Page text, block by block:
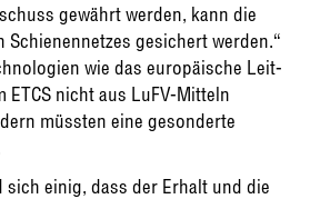
gewährt werden, kann die
Schienennetzes gesichert werden.“
wie das europäische Leit-
ETCS nicht aus LuFV-Mitteln
müssten eine gesonderte
sich einig, dass der Erhalt und die